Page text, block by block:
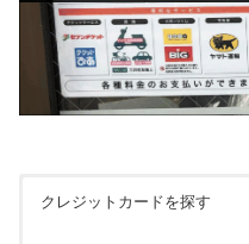
クレジットカードを探す